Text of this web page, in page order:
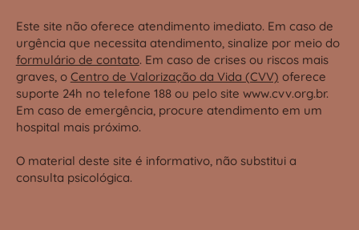
Este site não oferece atendimento imediato. Em caso de
urgência que necessita atendimento, sinalize por meio do
formulário de contato. Em caso de crises ou riscos mais
graves, o Centro de Valorização da Vida (CVV) oferece
suporte 24h no telefone 188 ou pelo site www.cvv.org.br.
Em caso de emergência, procure atendimento em um
hospital mais próximo.
O material deste site é informativo, não substitui a
consulta psicológica.